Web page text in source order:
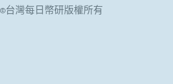
©台灣每日幣研版權所有